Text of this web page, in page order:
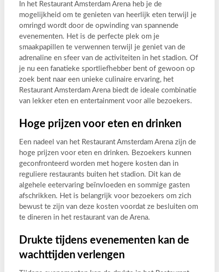
In het Restaurant Amsterdam Arena heb je de
mogelijkheid om te genieten van heerlijk eten terwijl je
omringd wordt door de opwinding van spannende
evenementen. Het is de perfecte plek om je
smaakpapillen te verwennen terwijl je geniet van de
adrenaline en sfeer van de activiteiten in het stadion. Of
je nu een fanatieke sportliefhebber bent of gewoon op
zoek bent naar een unieke culinaire ervaring, het
Restaurant Amsterdam Arena biedt de ideale combinatie
van lekker eten en entertainment voor alle bezoekers.
Hoge prijzen voor eten en drinken
Een nadeel van het Restaurant Amsterdam Arena zijn de
hoge prijzen voor eten en drinken. Bezoekers kunnen
geconfronteerd worden met hogere kosten dan in
reguliere restaurants buiten het stadion. Dit kan de
algehele eetervaring beïnvloeden en sommige gasten
afschrikken. Het is belangrijk voor bezoekers om zich
bewust te zijn van deze kosten voordat ze besluiten om
te dineren in het restaurant van de Arena.
Drukte tijdens evenementen kan de
wachttijden verlengen